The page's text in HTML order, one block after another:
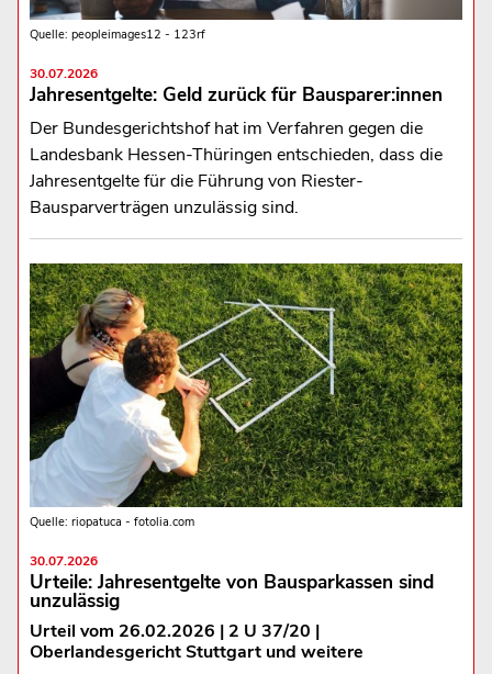
Quelle: peopleimages12 - 123rf
30.07.2026
Jahresentgelte: Geld zurück für Bausparer:innen
Der Bundesgerichtshof hat im Verfahren gegen die
Landesbank Hessen-Thüringen entschieden, dass die
Jahresentgelte für die Führung von Riester-
Bausparverträgen unzulässig sind.
Quelle: riopatuca - fotolia.com
30.07.2026
Urteile: Jahresentgelte von Bausparkassen sind
unzulässig
Urteil vom 26.02.2026 | 2 U 37/20 |
Oberlandesgericht Stuttgart und weitere